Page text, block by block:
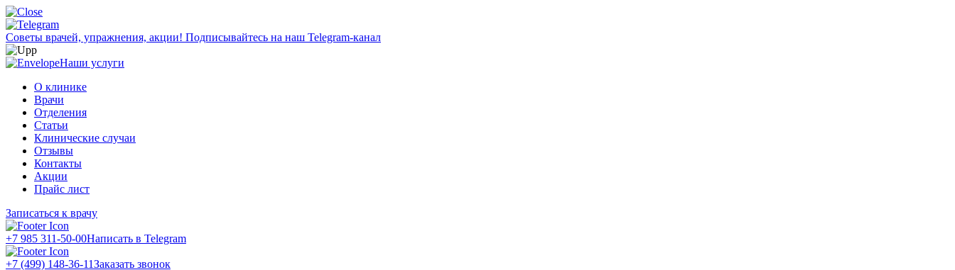
Советы врачей, упражнения, акции! Подписывайтесь на наш Telegram-канал
Наши услуги
О клинике
Врачи
Отделения
Статьи
Клинические случаи
Отзывы
Контакты
Акции
Прайс лист
Записаться к врачу
+7 985 311-50-00Написать в Telegram
+7 (499) 148-36-11Заказать звонок